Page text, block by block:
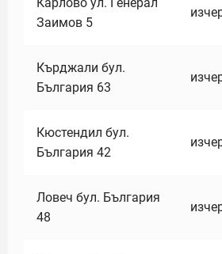
Заимов 5
Кърджали бул.
България 63
Кюстендил бул.
България 42
Ловеч бул. България
48